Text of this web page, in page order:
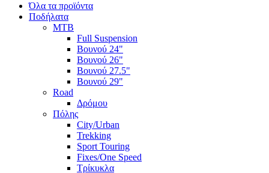
Όλα τα προϊόντα
Ποδήλατα
MTB
Full Suspension
Βουνού 24"
Βουνού 26"
Βουνού 27.5"
Βουνού 29"
Road
Δρόμου
Πόλης
City/Urban
Trekking
Sport Touring
Fixes/One Speed
Τρίκυκλα